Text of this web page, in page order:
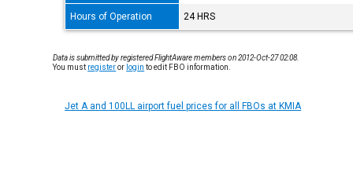
Hours of Operation 24 HRS
Data is submitted by registered FlightAware members on 2012-Oct-27 02:08.
You must registeror login to edit FBO information.
Jet A and 100LL airport fuel prices for all FBOs at KMIA